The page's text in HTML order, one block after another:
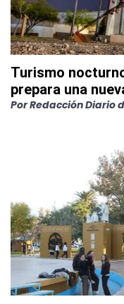
Turismo
prepara una
PorRedacción Diario